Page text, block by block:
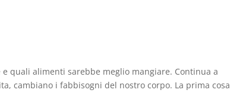
quali alimenti sarebbe meglio mangiare. Continua a
cambiano i fabbisogni del nostro corpo. La prima cosa